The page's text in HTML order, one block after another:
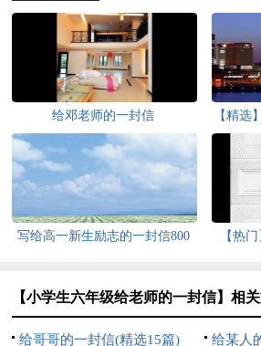
给邓老师的一封信 【精选
写给高一新生励志的一封信800
【热
【小学生六年级给老师的一封信】相关
给哥哥的一封信(精选15篇) 给某人